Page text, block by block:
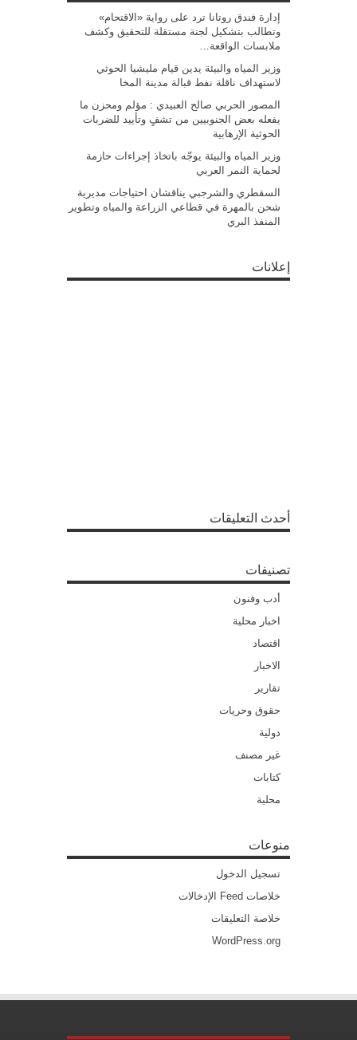
إدارة فندق روتانا ترد على رواية «الاقتحام»
وتطالب بتشكيل لجنة مستقلة للتحقيق وكشف
ملابسات الواقعة…
وزير المياه والبيئة يدين قيام مليشيا الحوثي
لاستهداف ناقلة نفط قبالة مدينة المخا
المصور الحربي صالح العبيدي : مؤلم ومحزن ما
يفعله بعض الجنوبيين من تشفٍ وتأييد للضربات
الحوثية الإرهابية
وزير المياه والبيئة يوجّه باتخاذ إجراءات حازمة
لحماية النمر العربي
السقطري والشرجبي يناقشان احتياجات مديرية
شحن بالمهرة في قطاعي الزراعة والمياه وتطوير
المنفذ البري
إعلانات
أحدث التعليقات
تصنيفات
أدب وفنون
اخبار محلية
اقتصاد
الاخبار
تقارير
حقوق وحريات
دولية
غير مصنف
كتابات
محلية
منوعات
تسجيل الدخول
خلاصات Feed الإدخالات
خلاصة التعليقات
WordPress.org